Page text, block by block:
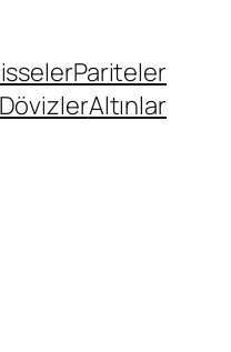
Pariteler
DövizlerAltınlar